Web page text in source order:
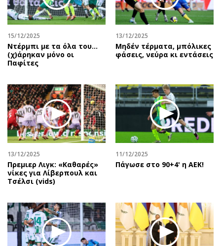
Περιβάλλον
Ελλάδα
Κόσμος
Παράξενα
Πολιτισμός
Θέατρο-Χορός
Μουσική
Εικαστικά
Βιβλίο
Χειρόγραφα
Ταξίδια
Συνταγές
Έξοδος
Media
Εκπομπές
Podcasts
Uncut
Προσφορές
Προσωπικότητες στην ''Κ''
Επιστολές
15/12/2025
Ντέρμπι με τα όλα του…
(χ)άρηκαν μόνο οι
Παφίτες
13/12/2025
Μηδέν τέρματα, μπόλικες
φάσεις, νεύρα κι εντάσεις
13/12/2025
Πρεμιερ Λιγκ: «Καθαρές»
νίκες για Λίβερπουλ και
Τσέλσι (vids)
11/12/2025
Πάγωσε στο 90+4' η ΑΕΚ!